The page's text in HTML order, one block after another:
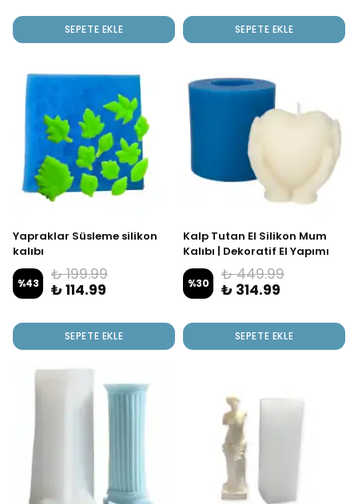
SEPETE EKLE SEPETE EKLE
Yapraklar Süsleme silikon
kalıbı
%43
₺ 199.99
₺ 114.99
SEPETE EKLE
Kalp Tutan El Silikon Mum
Kalıbı | Dekoratif El Yapımı
Mum Kalıbı
%30
₺ 449.99
₺ 314.99
SEPETE EKLE